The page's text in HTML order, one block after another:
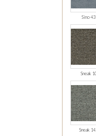
Sino 43
Sneak
Sneak